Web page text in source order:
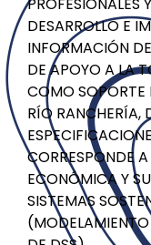
DESARROLLO E
INFORMACIÓN
DE APOYO A LA
COMO SOPORTE
RÍO RANCHERÍA,
CORRESPONDE
ECONÓMICA Y
SISTEMAS